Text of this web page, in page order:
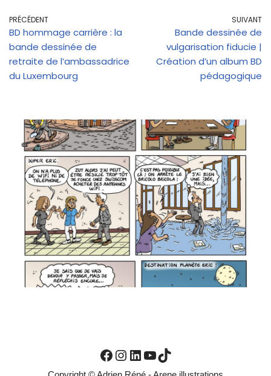
PRÉCÉDENT
BD hommage carrière : la
bande dessinée de
retraite de l’ambassadrice
du Luxembourg
SUIVANT
Bande dessinée de
vulgarisation fiducie |
Création d’un album BD
pédagogique